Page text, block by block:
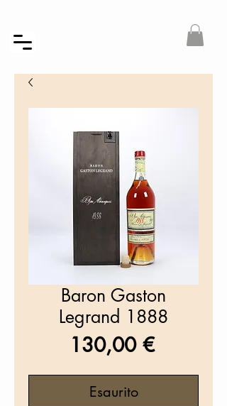
Baron Gaston
Legrand 1888
130,00 €Prezzo
Esaurito